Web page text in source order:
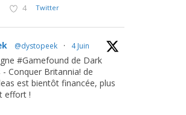
4 Twitter
@dystopeek · 4 Juin
#Gamefound de Dark
- Conquer Britannia! de
est bientôt financée, plus
effort !